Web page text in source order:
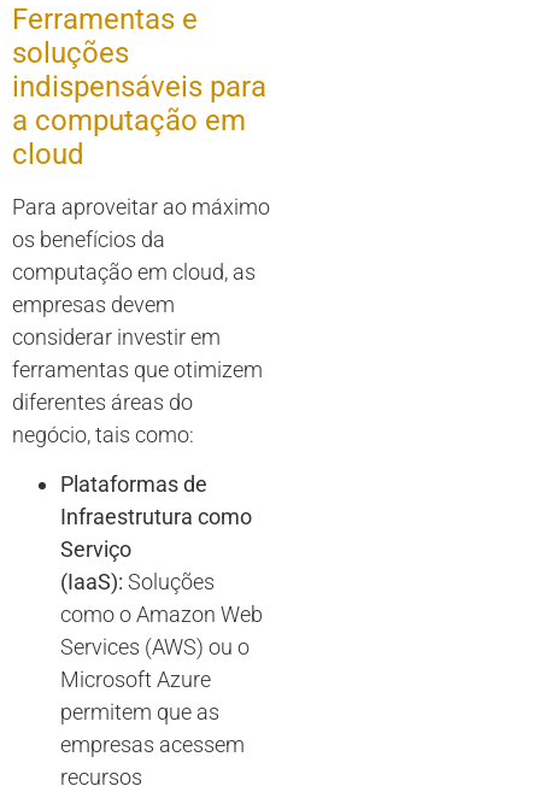
Ferramentas e
soluções
indispensáveis para
a computação em
cloud
Para aproveitar ao máximo
os benefícios da
computação em cloud, as
empresas devem
considerar investir em
ferramentas que otimizem
diferentes áreas do
negócio, tais como:
Plataformas de
Infraestrutura como
Serviço
(IaaS): Soluções
como o Amazon Web
Services (AWS) ou o
Microsoft Azure
permitem que as
empresas acessem
recursos